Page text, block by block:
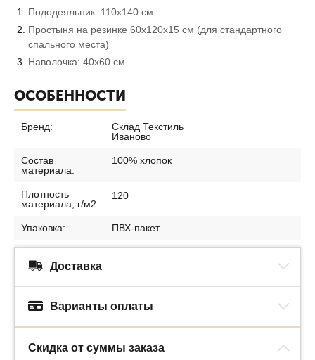
Пододеяльник: 110х140 см
Простыня на резинке 60х120х15 см (для стандартного
спального места)
Наволочка: 40х60 см
ОСОБЕННОСТИ
Бренд:
Склад Текстиль
Иваново
Состав
материала:
100% хлопок
Плотность
материала, г/м2:
120
Упаковка: ПВХ-пакет
Доставка
Варианты оплаты
Скидка от суммы заказа